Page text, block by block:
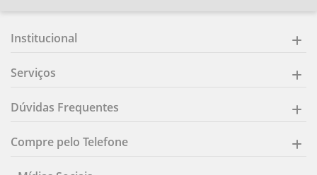
Institucional
Serviços
Dúvidas Frequentes
Compre pelo Telefone